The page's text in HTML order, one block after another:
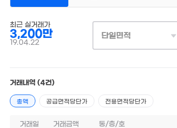
최근 실거래가
3,200만
19.04.22
단일면적
거래내역 (4건)
총액 공급면적당단가 전용면적당단가
거래일 거래금액 동/층/호